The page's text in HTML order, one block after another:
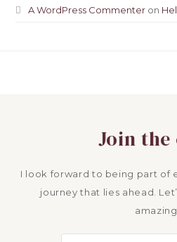
A WordPress Commenter on
Join
I look forward to being part of
journey that lies ahead.